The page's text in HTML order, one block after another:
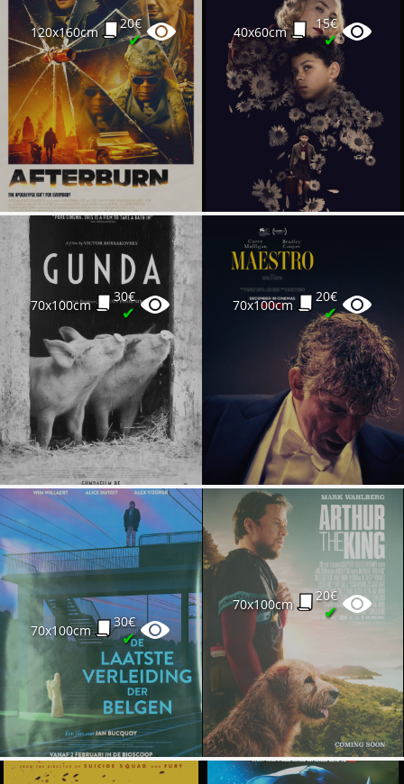
120x160cm
20€
✔ 40x60cm
15€
✔
70x100cm
30€
✔ 70x100cm
20€
✔
70x100cm
30€
✔
70x100cm
20€
✔